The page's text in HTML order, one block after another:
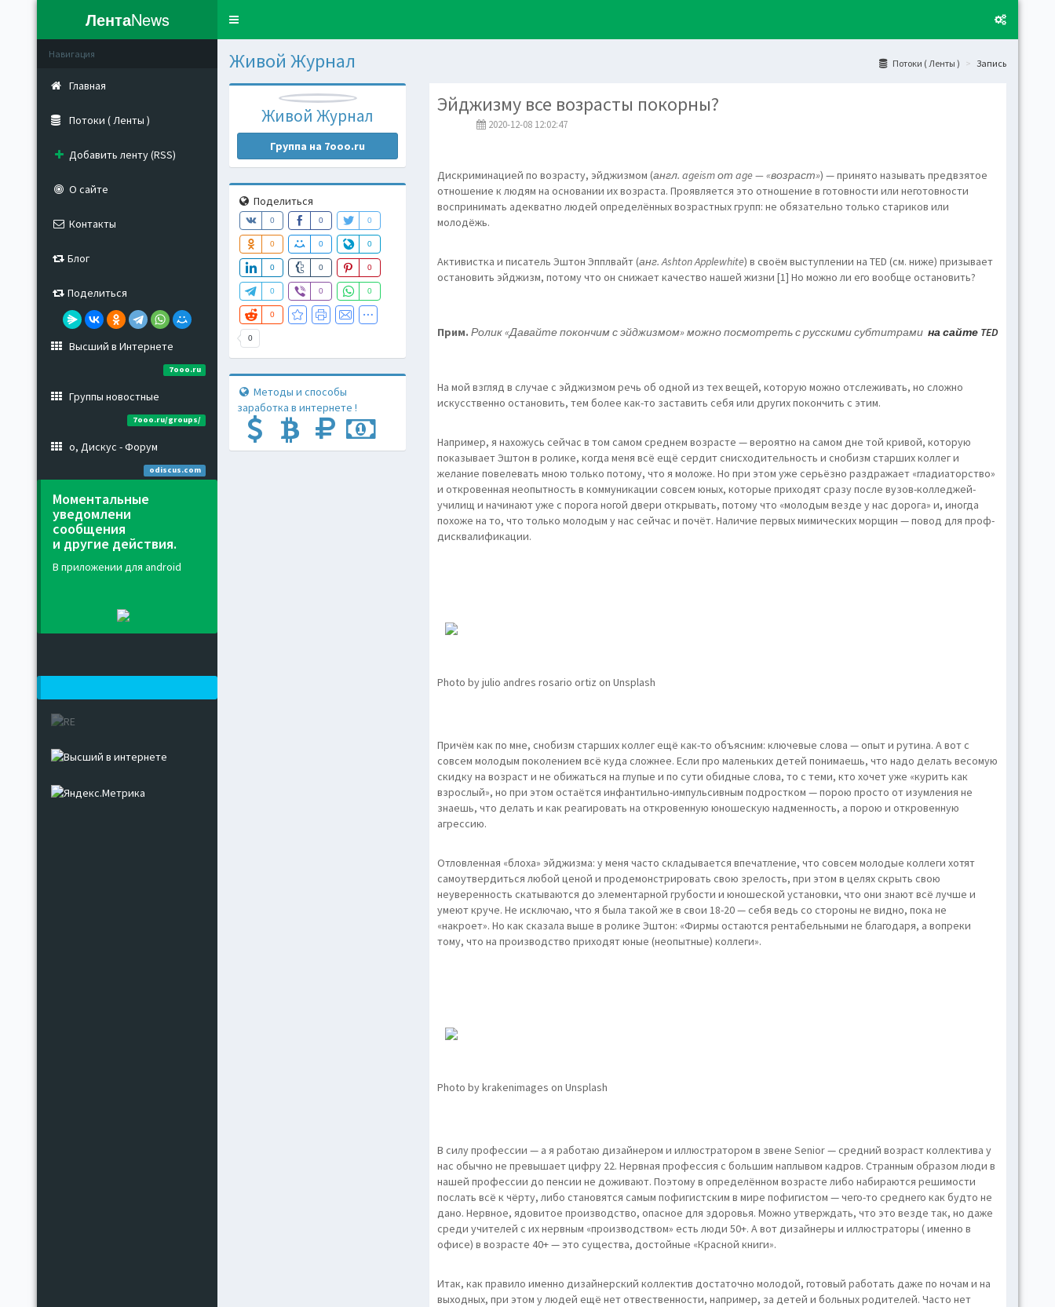
ЛентаNews
Toggle
Навигация
Главная
Потоки ( Ленты )
Добавить ленту (RSS)
О сайте
Контакты
Блог
Поделиться
Высший в Интернете
7ooo.ru
Группы новостные
7ooo.ru/groups/
о, Дискус - Форум
odiscus.com
Моментальные
уведомлени
сообщения
и другие действия.
В приложении для android
Живой Журнал Потоки ( Ленты ) Запись
Живой Журнал
Группа на 7ooo.ru
Поделиться
0 0 0
0 0 0
0 0 0
0 0 0
0
0
Методы и способы
заработка в интернете !
Эйджизму все возрасты покорны?
2020-12-08 12:02:47
Дискриминацией по возрасту, эйджизмом (англ. ageism от age — «возраст») — принято называть предвзятое
отношение к людям на основании их возраста. Проявляется это отношение в готовности или неготовности
воспринимать адекватно людей определённых возрастных групп: не обязательно только стариков или
молодёжь.
Активистка и писатель Эштон Эпплвайт (анг. Ashton Applewhite) в своём выступлении на TED (см. ниже) призывает
остановить эйджизм, потому что он снижает качество нашей жизни [1] Но можно ли его вообще остановить?
Прим. Ролик «Давайте покончим с эйджизмом» можно посмотреть с русскими субтитрами на сайте TED
На мой взгляд в случае с эйджизмом речь об одной из тех вещей, которую можно отслеживать, но сложно
искусственно остановить, тем более как-то заставить себя или других покончить с этим.
Например, я нахожусь сейчас в том самом среднем возрасте — вероятно на самом дне той кривой, которую
показывает Эштон в ролике, когда меня всё ещё сердит снисходительность и снобизм старших коллег и
желание повелевать мною только потому, что я моложе. Но при этом уже серьёзно раздражает «гладиаторство»
и откровенная неопытность в коммуникации совсем юных, которые приходят сразу после вузов-колледжей-
училищ и начинают уже с порога ногой двери открывать, потому что «молодым везде у нас дорога» и, иногда
похоже на то, что только молодым у нас сейчас и почёт. Наличие первых мимических морщин — повод для проф-
дисквалификации.
Photo by julio andres rosario ortiz on Unsplash
Причём как по мне, снобизм старших коллег ещё как-то объясним: ключевые слова — опыт и рутина. А вот с
совсем молодым поколением всё куда сложнее. Если про маленьких детей понимаешь, что надо делать весомую
скидку на возраст и не обижаться на глупые и по сути обидные слова, то с теми, кто хочет уже «курить как
взрослый», но при этом остаётся инфантильно-импульсивным подростком — порою просто от изумления не
знаешь, что делать и как реагировать на откровенную юношескую надменность, а порою и откровенную
агрессию.
Отловленная «блоха» эйджизма: у меня часто складывается впечатление, что совсем молодые коллеги хотят
самоутвердиться любой ценой и продемонстрировать свою зрелость, при этом в целях скрыть свою
неуверенность скатываются до элементарной грубости и юношеской установки, что они знают всё лучше и
умеют круче. Не исключаю, что я была такой же в свои 18-20 — себя ведь со стороны не видно, пока не
«накроет». Но как сказала выше в ролике Эштон: «Фирмы остаются рентабельными не благодаря, а вопреки
тому, что на производство приходят юные (неопытные) коллеги».
Photo by krakenimages on Unsplash
В силу профессии — а я работаю дизайнером и иллюстратором в звене Senior — средний возраст коллектива у
нас обычно не превышает цифру 22. Нервная профессия с большим наплывом кадров. Странным образом люди в
нашей профессии до пенсии не доживают. Поэтому в определённом возрасте либо набираются решимости
послать всё к чёрту, либо становятся самым пофигистским в мире пофигистом — чего-то среднего как будто не
дано. Нервное, ядовитое производство, опасное для здоровья. Можно утверждать, что это везде так, но даже
среди учителей с их нервным «производством» есть люди 50+. А вот дизайнеры и иллюстраторы ( именно в
офисе) в возрасте 40+ — это существа, достойные «Красной книги».
Итак, как правило именно дизайнерский коллектив достаточно молодой, готовый работать даже по ночам и на
выходных, при этом у людей ещё нет отвественности, например, за детей и больных родителей. Часто нет